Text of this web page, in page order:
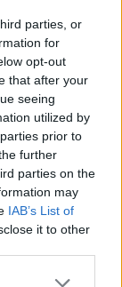
parties, or
for
opt-out
that after your
seeing
utilized by
prior to
further
parties on the
may
IAB’s List of
it to other
more Google